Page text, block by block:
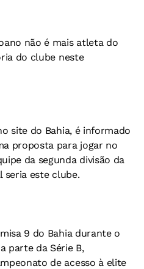
não é mais atleta do
do clube neste
site do Bahia, é informado
proposta para jogar no
da segunda divisão da
seria este clube.
9 do Bahia durante o
parte da Série B,
de acesso à elite